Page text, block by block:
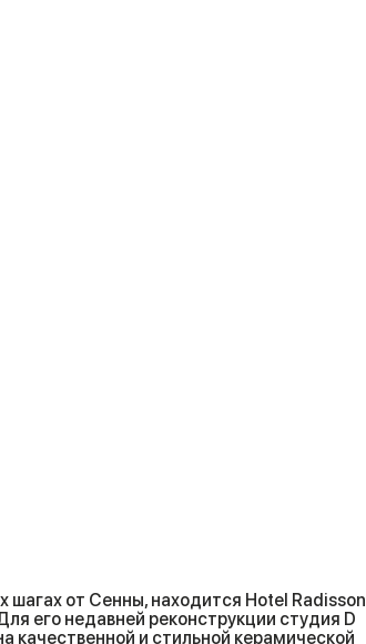
шагах от Сенны, находится Hotel Radisson
его недавней реконструкции студия D
качественной и стильной керамической